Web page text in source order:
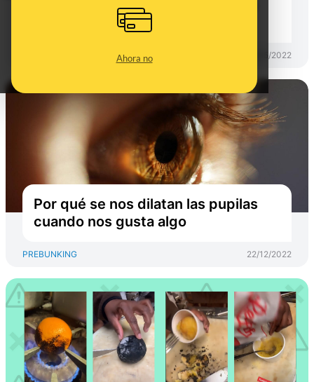
Ahora no
sabores de los alimentos cuando
volamos en avión
12/05/2022
Por qué se nos dilatan las pupilas
cuando nos gusta algo
PREBUNKING 22/12/2022